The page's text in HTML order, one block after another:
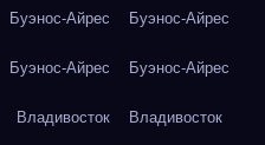
Буэнос-Айрес Буэнос-Айрес
Буэнос-Айрес Буэнос-Айрес
Владивосток Владивосток